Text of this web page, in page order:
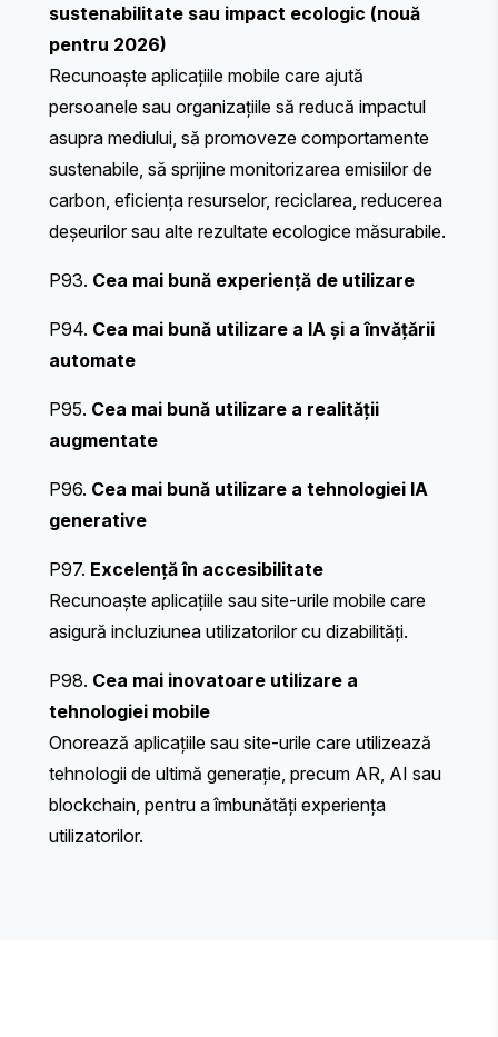
sustenabilitate sau impact ecologic (nouă
pentru 2026)
Recunoaște aplicațiile mobile care ajută
persoanele sau organizațiile să reducă impactul
asupra mediului, să promoveze comportamente
sustenabile, să sprijine monitorizarea emisiilor de
carbon, eficiența resurselor, reciclarea, reducerea
deșeurilor sau alte rezultate ecologice măsurabile.
P93. Cea mai bună experiență de utilizare
P94. Cea mai bună utilizare a IA și a învățării
automate
P95. Cea mai bună utilizare a realității
augmentate
P96. Cea mai bună utilizare a tehnologiei IA
generative
P97. Excelență în accesibilitate
Recunoaște aplicațiile sau site-urile mobile care
asigură incluziunea utilizatorilor cu dizabilități.
P98. Cea mai inovatoare utilizare a
tehnologiei mobile
Onorează aplicațiile sau site-urile care utilizează
tehnologii de ultimă generație, precum AR, AI sau
blockchain, pentru a îmbunătăți experiența
utilizatorilor.